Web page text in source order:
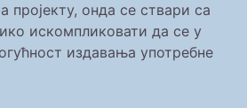
пројекту, онда се ствари са
искомпликовати да се у
издавања употребне